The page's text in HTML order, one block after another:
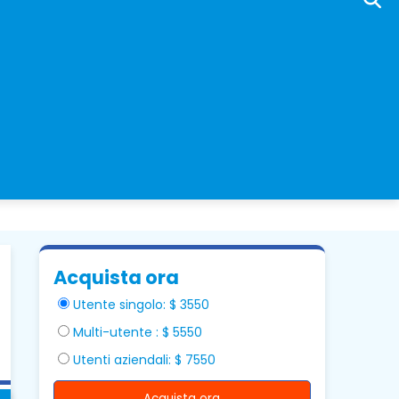
Acquista ora
Utente singolo: $ 3550
Multi-utente : $ 5550
Utenti aziendali: $ 7550